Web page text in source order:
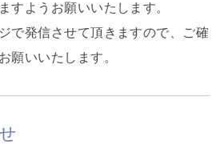
すようお願いいたします。
で発信させて頂きますので、ご確
願いいたします。